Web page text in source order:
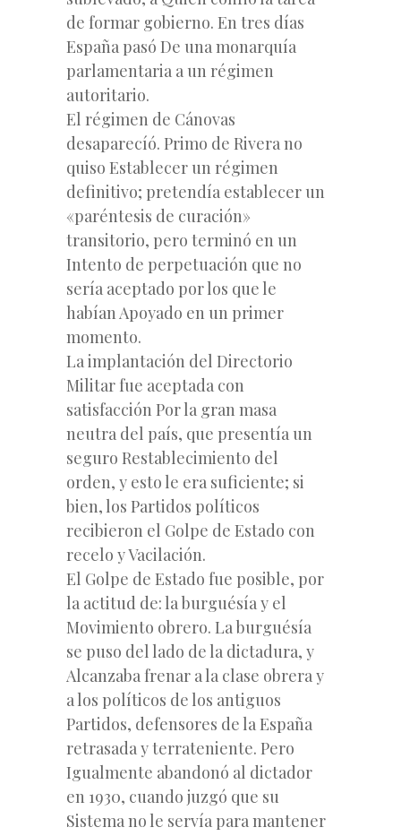
de formar gobierno. En tres días
España pasó De una monarquía
parlamentaria a un régimen
autoritario.
El régimen de Cánovas
desaparecíó. Primo de Rivera no
quiso Establecer un régimen
definitivo; pretendía establecer un
«paréntesis de curación»
transitorio, pero terminó en un
Intento de perpetuación que no
sería aceptado por los que le
habían Apoyado en un primer
momento.
La implantación del Directorio
Militar fue aceptada con
satisfacción Por la gran masa
neutra del país, que presentía un
seguro Restablecimiento del
orden, y esto le era suficiente; si
bien, los Partidos políticos
recibieron el Golpe de Estado con
recelo y Vacilación.
El Golpe de Estado fue posible, por
la actitud de: la burguésía y el
Movimiento obrero. La burguésía
se puso del lado de la dictadura, y
Alcanzaba frenar a la clase obrera y
a los políticos de los antiguos
Partidos, defensores de la España
retrasada y terrateniente. Pero
Igualmente abandonó al dictador
en 1930, cuando juzgó que su
Sistema no le servía para mantener